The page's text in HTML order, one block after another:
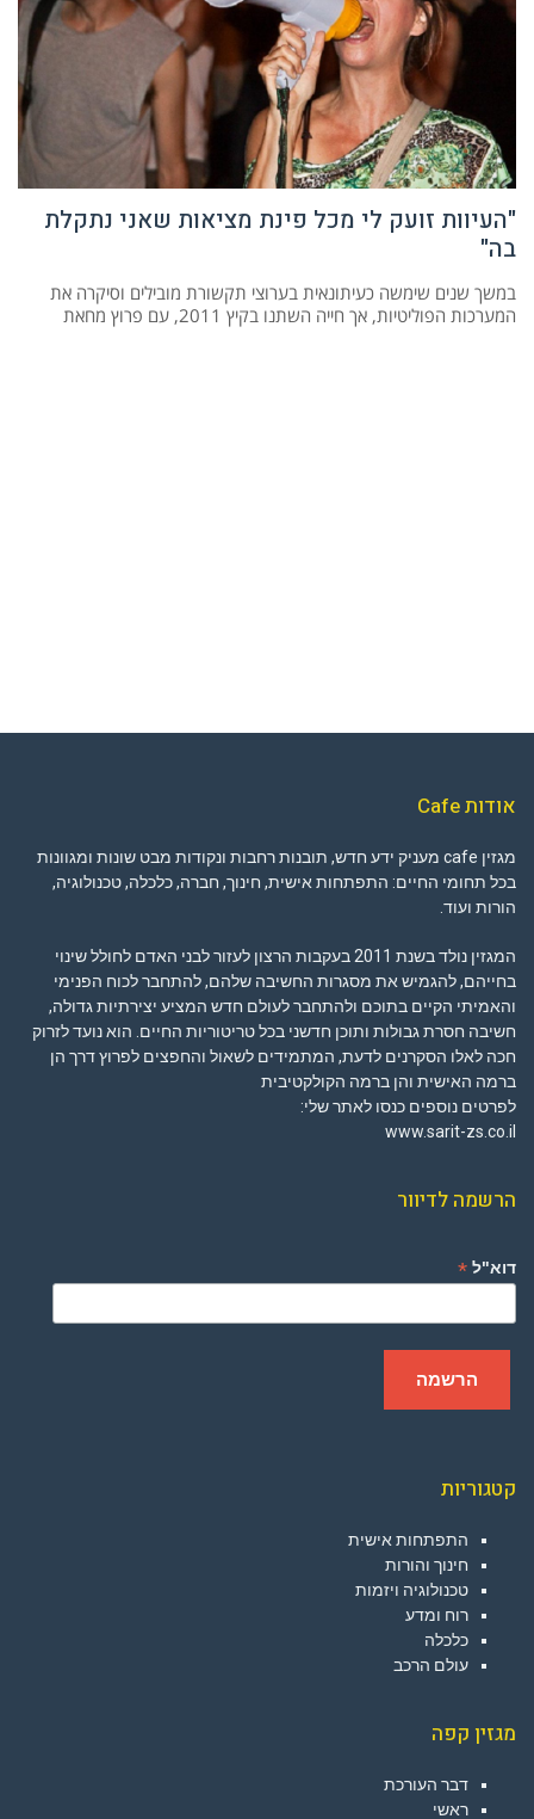
"העיוות זועק לי מכל פינת מציאות שאני נתקלת
בה"
במשך שנים שימשה כעיתונאית בערוצי תקשורת מובילים וסיקרה את
המערכות הפוליטיות, אך חייה השתנו בקיץ 2011, עם פרוץ מחאת
אודות Cafe
מגזין cafe מעניק ידע חדש, תובנות רחבות ונקודות מבט שונות ומגוונות
בכל תחומי החיים: התפתחות אישית, חינוך, חברה, כלכלה, טכנולוגיה,
הורות ועוד.
המגזין נולד בשנת 2011 בעקבות הרצון לעזור לבני האדם לחולל שינוי
בחייהם, להגמיש את מסגרות החשיבה שלהם, להתחבר לכוח הפנימי
והאמיתי הקיים בתוכם ולהתחבר לעולם חדש המציע יצירתיות גדולה,
חשיבה חסרת גבולות ותוכן חדשני בכל טריטוריות החיים. הוא נועד לזרוק
חכה לאלו הסקרנים לדעת, המתמידים לשאול והחפצים לפרוץ דרך הן
ברמה האישית והן ברמה הקולקטיבית
לפרטים נוספים כנסו לאתר שלי:
www.sarit-zs.co.il
הרשמה לדיוור
דוא"ל *
קטגוריות
התפתחות אישית
חינוך והורות
טכנולוגיה ויזמות
רוח ומדע
כלכלה
עולם הרכב
מגזין קפה
דבר העורכת
ראשי